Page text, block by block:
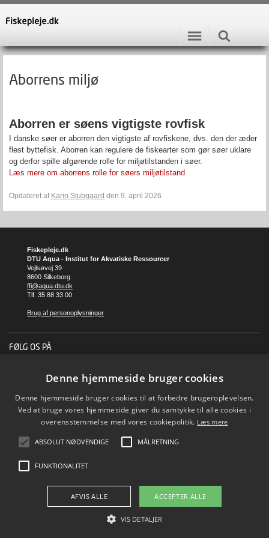
Aborrens miljø
Aborren er søens vigtigste rovfisk
I danske søer er aborren den vigtigste af rovfiskene, dvs. den der æder
flest byttefisk. Aborren kan regulere de fiskearter som gør søer uklare
og derfor spille afgørende rolle for miljøtilstanden i søer.
Læs mere om aborrens rolle for søers miljøtilstand
Opdateret af Karin Stubgaard den 9. april 2026
Fiskepleje.dk
DTU Aqua - Institut for Akvatiske Ressourcer
Vejlsøvej 39
8600 Silkeborg
ffi@aqua.dtu.dk
Tlf. 35 88 33 00
Brug af personoplysninger
FØLG OS PÅ
Denne hjemmeside bruger cookies
Denne hjemmeside bruger cookies til at forbedre brugeroplevelsen.
Ved at bruge vores hjemmeside giver du samtykke til alle cookies i
overensstemmelse med vores cookiepolitik. Læs mere
ABSOLUT NØDVENDIGE MÅLRETNING
FUNKTIONALITET
ACCEPTER ALLE
AFVIS ALLE
VIS DETALJER